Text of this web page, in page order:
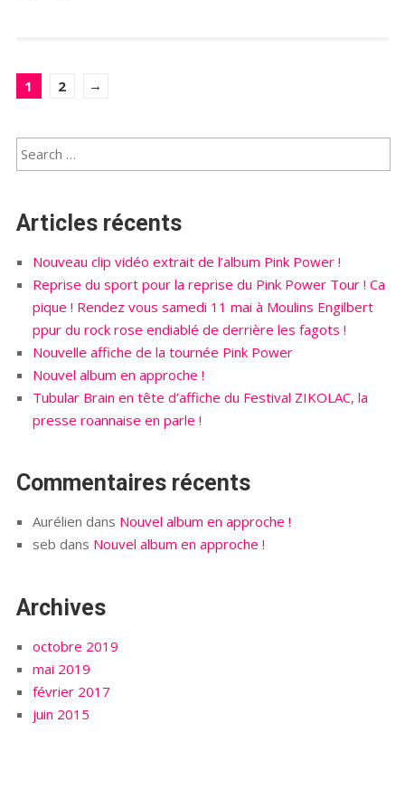
1 2 →
Articles récents
Nouveau clip vidéo extrait de l’album Pink Power !
Reprise du sport pour la reprise du Pink Power Tour ! Ca
pique ! Rendez vous samedi 11 mai à Moulins Engilbert
ppur du rock rose endiablé de derrière les fagots !
Nouvelle affiche de la tournée Pink Power
Nouvel album en approche !
Tubular Brain en tête d’affiche du Festival ZIKOLAC, la
presse roannaise en parle !
Commentaires récents
Aurélien dans Nouvel album en approche !
seb dans Nouvel album en approche !
Archives
octobre 2019
mai 2019
février 2017
juin 2015